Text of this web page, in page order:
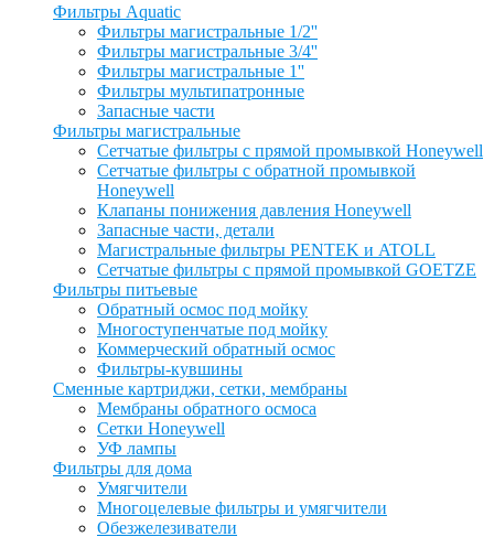
Фильтры Aquatic
Фильтры магистральные 1/2''
Фильтры магистральные 3/4''
Фильтры магистральные 1''
Фильтры мультипатронные
Запасные части
Фильтры магистральные
Сетчатые фильтры с прямой промывкой Honeywell
Сетчатые фильтры с обратной промывкой
Honeywell
Клапаны понижения давления Honeywell
Запасные части, детали
Магистральные фильтры PENTEK и ATOLL
Сетчатые фильтры с прямой промывкой GOETZE
Фильтры питьевые
Обратный осмос под мойку
Многоступенчатые под мойку
Коммерческий обратный осмос
Фильтры-кувшины
Сменные картриджи, сетки, мембраны
Мембраны обратного осмоса
Сетки Honeywell
УФ лампы
Фильтры для дома
Умягчители
Многоцелевые фильтры и умягчители
Обезжелезиватели